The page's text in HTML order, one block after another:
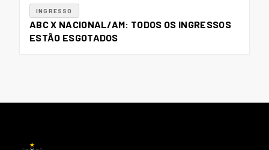
INGRESSO
ABC X NACIONAL/AM: TODOS OS INGRESSOS
ESTÃO ESGOTADOS